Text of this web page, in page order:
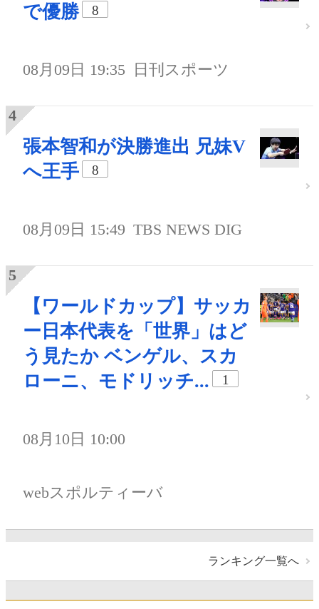
で優勝
8
08月09日 19:35 日刊スポーツ
張本智和が決勝進出 兄妹V
へ王手
8
08月09日 15:49 TBS NEWS DIG
【ワールドカップ】サッカ
ー日本代表を「世界」はど
う見たか ベンゲル、スカ
ローニ、モドリッチ...
1
08月10日 10:00
webスポルティーバ
ランキング一覧へ